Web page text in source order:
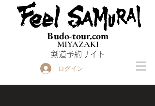
Budo-tour.com
MIYAZAKI
​剣道予約サイト
ログイン